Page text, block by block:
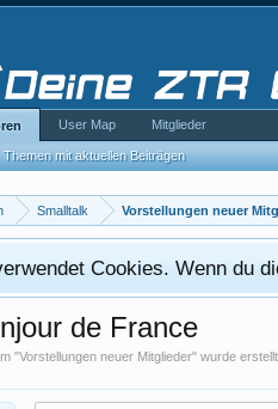
Smalltalk Vorstellungen neuer
Cookies. Wenn du
de France
"Vorstellungen neuer Mitglieder" wurde
Themen mit aktuellen Beiträgen
User Map Mitglieder